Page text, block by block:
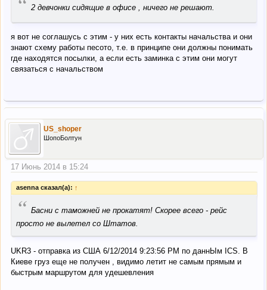
2 девчонки сидящие в офисе , ничего не решают.
я вот не соглашусь с этим - у них есть контакты начальства и они
знают схему работы песото, т.е. в принципе они должны понимать
где находятся посылки, а если есть заминка с этим они могут
связаться с начальством
US_shoper
ШопоБолтун
17 Июнь 2014 в 15:24
asenna сказал(а): ↑
“ Басни с таможней не прокатят! Скорее всего - рейс
просто не вылетел со Штатов.
UKR3 - отправка из США 6/12/2014 9:23:56 PM по даннЫм ICS. В
Киеве груз еще не получен , видимо летит не самым прямым и
быстрым маршрутом для удешевления